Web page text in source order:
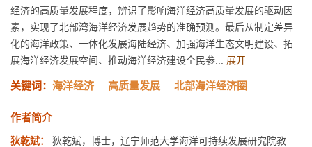
经济的高质量发展程度，辨识了影响海洋经济高质量发展的驱动因
素，实现了北部湾海洋经济发展趋势的准确预测。最后从制定差异
化的海洋政策、一体化发展海陆经济、加强海洋生态文明建设、拓
展海洋经济发展空间、推动海洋经济建设全民参... 展开
关键词： 海洋经济 高质量发展 北部海洋经济圈
作者简介
狄乾斌：
狄乾斌，博士，辽宁师范大学海洋可持续发展研究院教